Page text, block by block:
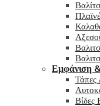
Εμφάνιση
Τάπες
Βίδες